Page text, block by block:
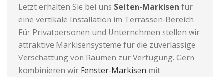
Letzt erhalten Sie bei uns Seiten-Markisen für
eine vertikale Installation im Terrassen-Bereich.
Für Privatpersonen und Unternehmen stellen wir
attraktive Markisensysteme für die zuverlässige
Verschattung von Räumen zur Verfügung. Gern
kombinieren wir Fenster-Markisen mit